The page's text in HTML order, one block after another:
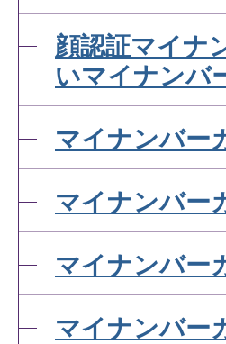
顔認証マイナ
いマイナンバ
マイナンバー
マイナンバー
マイナンバー
マイナンバー